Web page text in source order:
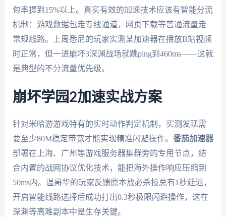
包率提到15%以上。真实有效的加速技术应该有智能分流
机制：游戏数据包走专线通道，网页下载等普通流量走
常规线路。上周悉尼的玩家实测某加速器在播放B站视频
时正常，但一进崩坏3深渊战场就跳ping到460ms——这就
是典型的不分流量优先级。
崩坏学园2加速实战方案
针对米哈游游戏特有的实时动作判定机制，实测发现需
要至少80M稳定带宽才能实现精准闪避操作。 番茄加速器
部署在上海、广州等游戏服务器集群旁的专用节点，结
合内置的战网协议优化技术，能把海外操作响应压缩到
50ms内。温哥华的玩家反馈原本放必杀技总有1秒延迟，
开启智能线路选择后成功打出0.3秒极限闪避操作，这在
深渊等高难副本中是生存关键。